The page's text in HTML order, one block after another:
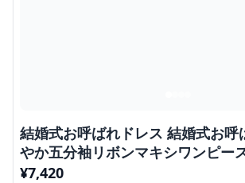
結婚式お呼ばれドレス 結婚式お呼
やか五分袖リボンマキシワンピー
¥7,420